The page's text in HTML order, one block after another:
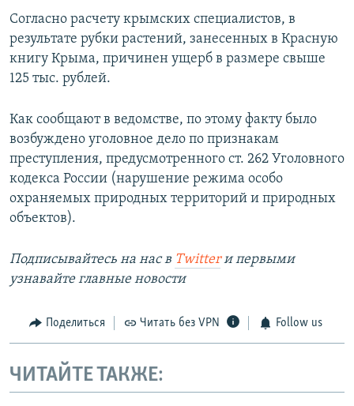
Согласно расчету крымских специалистов, в
результате рубки растений, занесенных в Красную
книгу Крыма, причинен ущерб в размере свыше
125 тыс. рублей.
Как сообщают в ведомстве, по этому факту было
возбуждено уголовное дело по признакам
преступления, предусмотренного ст. 262 Уголовного
кодекса России (нарушение режима особо
охраняемых природных территорий и природных
объектов).
Подписывайтесь на наc в Twitterи первыми
узнавайте главные новости
Поделиться Читать без VPN Follow us
ЧИТАЙТЕ ТАКЖЕ: